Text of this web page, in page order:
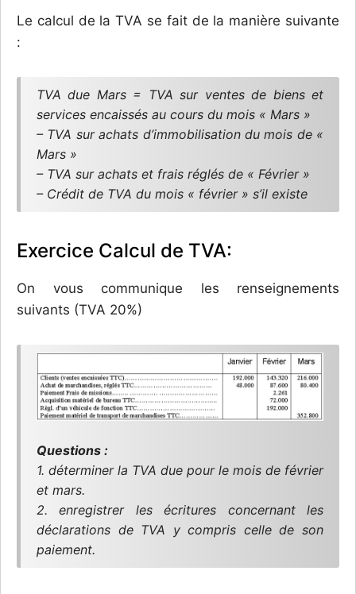
Le calcul de la TVA se fait de la manière suivante
:
TVA due Mars = TVA sur ventes de biens et
services encaissés au cours du mois « Mars »
– TVA sur achats d’immobilisation du mois de «
Mars »
– TVA sur achats et frais réglés de « Février »
– Crédit de TVA du mois « février » s’il existe
Exercice Calcul de TVA:
On vous communique les renseignements
suivants (TVA 20%)
Questions :
1. déterminer la TVA due pour le mois de février
et mars.
2. enregistrer les écritures concernant les
déclarations de TVA y compris celle de son
paiement.